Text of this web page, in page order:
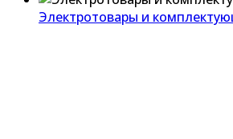
Электротовары и